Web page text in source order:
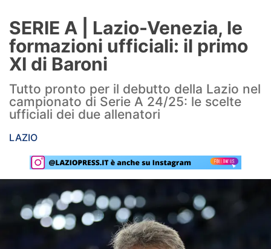
Formello
Infortuni
Primavera
Calciomercato
Lazio Women
Rassegna Lazio
Social
Calcio
SERIE A | Lazio-Venezia, le
formazioni ufficiali: il primo
XI di Baroni
Tutto pronto per il debutto della Lazio nel
campionato di Serie A 24/25: le scelte
ufficiali dei due allenatori
LAZIO